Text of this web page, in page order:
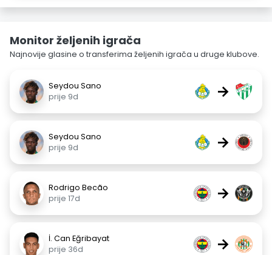
Monitor željenih igrača
Najnovije glasine o transferima željenih igrača u druge klubove.
Seydou Sano
prije 9d
→
Seydou Sano
prije 9d
→
Rodrigo Becão
prije 17d
→
İ. Can Eğribayat
prije 36d
→